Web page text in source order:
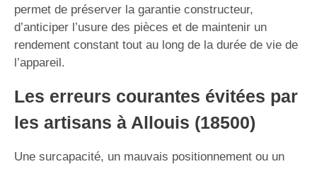
permet de préserver la garantie constructeur,
d’anticiper l’usure des pièces et de maintenir un
rendement constant tout au long de la durée de vie de
l’appareil.
Les erreurs courantes évitées par
les artisans à Allouis (18500)
Une surcapacité, un mauvais positionnement ou un